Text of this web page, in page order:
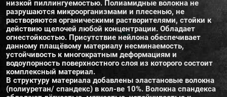
низкой пиллингуемостью. Полиамидные волокна не
разрушаются микроорганизмами и плесенью, не
растворяются органическими растворителями, стойки к
действию щелочей любой концентрации. Обладает
огнестойкостью. Присутствие нейлона обеспечивает
данному плащёвому материалу несминаемость,
устойчивость к многократным деформациям и
водоупорность поверхностного слоя из которого состоит
комплексный материал.
В структуру материала добавлены эластановые волокна
(полиуретан/ спандекс) в кол-ве 10%. Волокна спандекса